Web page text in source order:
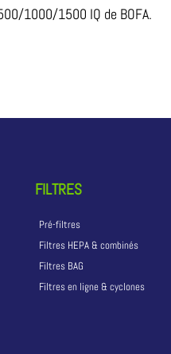
1000/1500 IQ de BOFA.
FILTRES
Pré-filtres
Filtres HEPA & combinés
Filtres BAG
Filtres en ligne & cyclones